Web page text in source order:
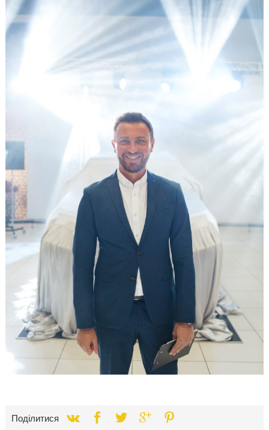
Поділитися